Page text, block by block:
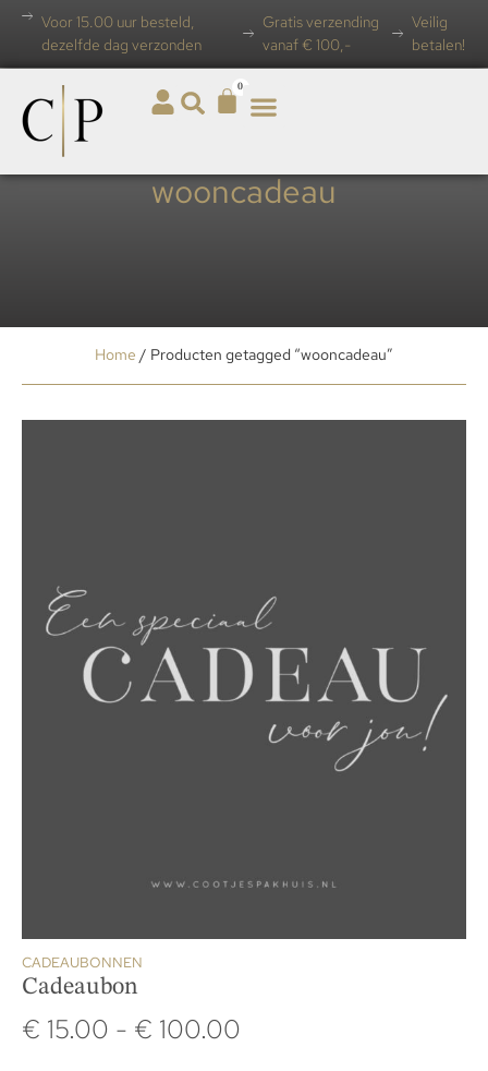
Voor 15.00 uur besteld,
dezelfde dag verzonden
Gratis verzending
vanaf € 100,-
Veilig
betalen!
0
wooncadeau
Home / Producten getagged “wooncadeau”
CADEAUBONNEN
Cadeaubon
€ 15.00 - € 100.00